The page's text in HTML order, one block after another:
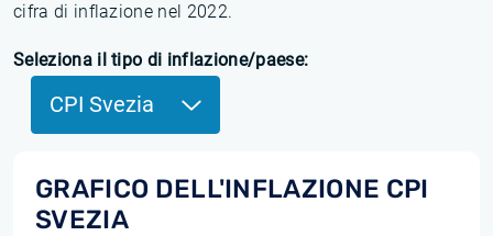
cifra di inflazione nel 2022.
Seleziona il tipo di inflazione/paese:
CPI Svezia
GRAFICO DELL'INFLAZIONE CPI
SVEZIA